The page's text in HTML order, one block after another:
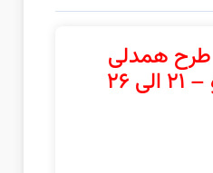
طرح همدلی